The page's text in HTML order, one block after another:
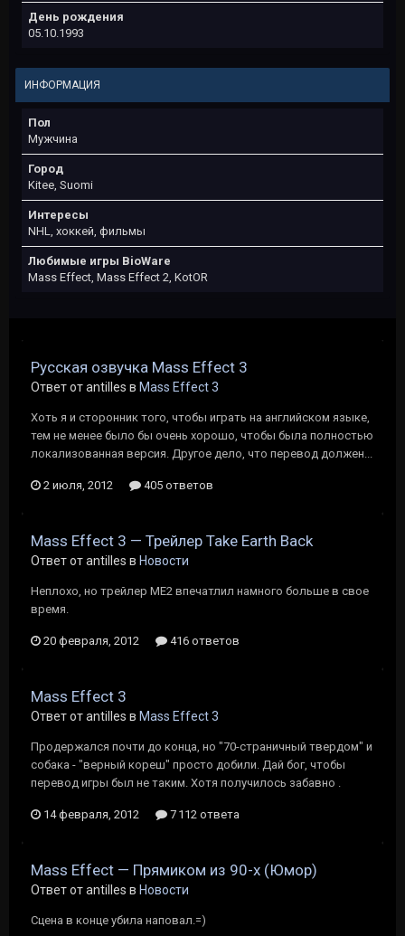
День рождения
05.10.1993
ИНФОРМАЦИЯ
Пол
Мужчина
Город
Kitee, Suomi
Интересы
NHL, хоккей, фильмы
Любимые игры BioWare
Mass Effect, Mass Effect 2, KotOR
Русская озвучка Mass Effect 3
Ответ от antilles в Mass Effect 3
Хоть я и сторонник того, чтобы играть на английском языке,
тем не менее было бы очень хорошо, чтобы была полностью
локализованная версия. Другое дело, что перевод должен...
2 июля, 2012 405 ответов
Mass Effect 3 — Трейлер Take Earth Back
Ответ от antilles в Новости
Неплохо, но трейлер МЕ2 впечатлил намного больше в свое
время.
20 февраля, 2012 416 ответов
Mass Effect 3
Ответ от antilles в Mass Effect 3
Продержался почти до конца, но "70-страничный твердом" и
собака - "верный кореш" просто добили. Дай бог, чтобы
перевод игры был не таким. Хотя получилось забавно .
14 февраля, 2012 7 112 ответа
Mass Effect — Прямиком из 90-х (Юмор)
Ответ от antilles в Новости
Сцена в конце убила наповал.=)